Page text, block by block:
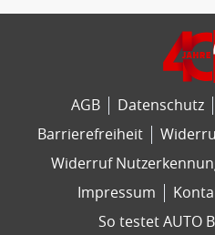
AGB Datenschutz
Barrierefreiheit
Widerruf
Impressum
So testet AUTO